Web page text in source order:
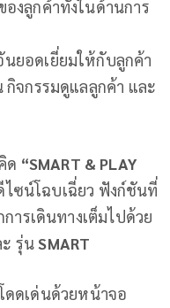
งลูกค้าทั้งในด้านการ
ยอดเยี่ยมให้กับลูกค้า
กิจกรรมดูแลลูกค้า และ
ด “SMART & PLAY
ซน์โฉบเฉี่ยว ฟังก์ชันที่
รเดินทางเต็มไปด้วย
ะ รุ่นSMART
ดดเด่นด้วยหน้าจอ